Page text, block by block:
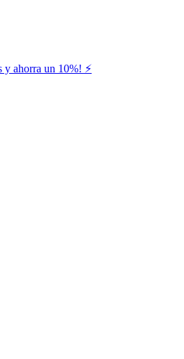
y ahorra un 10%! ⚡️